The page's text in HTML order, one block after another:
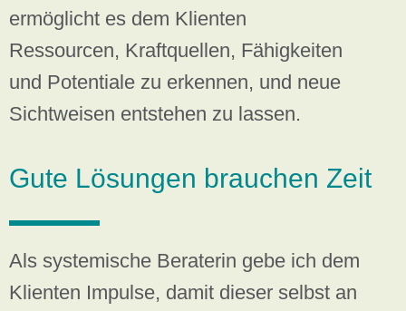
ermöglicht es dem Klienten
Ressourcen, Kraftquellen, Fähigkeiten
und Potentiale zu erkennen, und neue
Sichtweisen entstehen zu lassen.
Gute Lösungen brauchen Zeit
Als systemische Beraterin gebe ich dem
Klienten Impulse, damit dieser selbst an